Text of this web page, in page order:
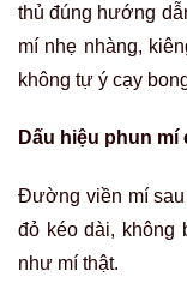
thủ đúng hướng
mí nhẹ nhàng,
không tự ý cạy
Dấu hiệu phun
Đường viền mí sau
đỏ kéo dài, không
như mí thật.